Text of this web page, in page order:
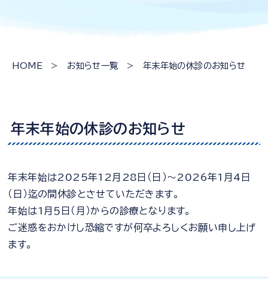
HOME > お知らせ一覧 > 年末年始の休診のお知らせ
年末年始の休診のお知らせ
年末年始は2025年12月28日（日）～2026年1月4日
（日）迄の間休診とさせていただきます。
年始は1月５日（月）からの診療となります。
ご迷惑をおかけし恐縮ですが何卒よろしくお願い申し上げ
ます。